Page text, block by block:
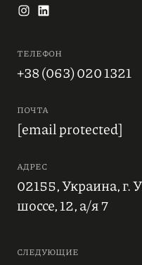
ТЕЛЕФОН
+38 (063) 020 1321
ПОЧТА
[email protected]
АДРЕС
02155, Украина, г.
шоссе, 12, а/я 7
СЛЕДУЮЩИЕ